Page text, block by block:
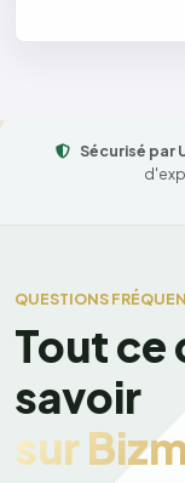
Sécurisé par
QUESTIONS
Tout ce
savoir
sur